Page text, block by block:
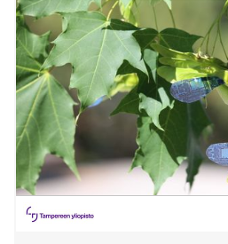
puettavissa laitteissa, kuten
Väitöskirjassaan Samu-Pekka
teknologian kehitysprosessia
puolijohdeprosessoinnista aina
sovelluksiin asti.
hybridilaser-valonlähteitä, jotka
mahdollisuuden valmistaa
energiatehokkaita antureita
mittausratkaisuihin.